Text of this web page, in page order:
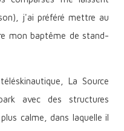
j'ai préféré mettre au
mon baptême de stand-
La Source
avec des structures
calme, dans laquelle il